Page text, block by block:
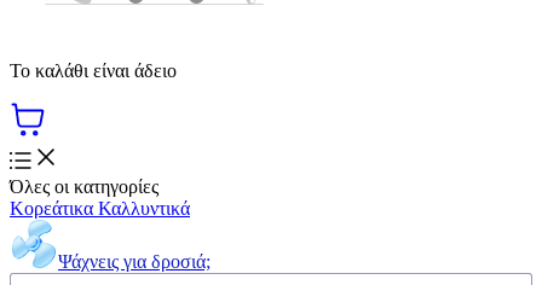
Το καλάθι είναι άδειο
Όλες οι κατηγορίες
Κορεάτικα Καλλυντικά
Ψάχνεις για δροσιά;